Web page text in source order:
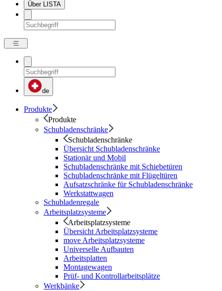
Über LISTA
de
Produkte
Produkte
Schubladenschränke
Schubladenschränke
Übersicht Schubladenschränke
Stationär und Mobil
Schubladenschränke mit Schiebetüren
Schubladenschränke mit Flügeltüren
Aufsatzschränke für Schubladenschränke
Werkstattwagen
Schubladenregale
Arbeitsplatzsysteme
Arbeitsplatzsysteme
Übersicht Arbeitsplatzsysteme
move Arbeitsplatzsysteme
Universelle Aufbauten
Arbeitsplatten
Montagewagen
Prüf- und Kontrollarbeitsplätze
Werkbänke